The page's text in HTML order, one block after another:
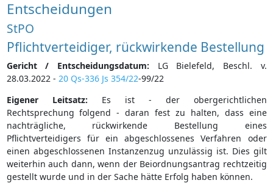
Entscheidungen
StPO
Pflichtverteidiger, rückwirkende Bestellung
Gericht / Entscheidungsdatum: LG Bielefeld, Beschl. v.
28.03.2022 - 20 Qs-336 Js 354/22-99/22
Eigener Leitsatz: Es ist - der obergerichtlichen
Rechtsprechung folgend - daran fest zu halten, dass eine
nachträgliche, rückwirkende Bestellung eines
Pflichtverteidigers für ein abgeschlossenes Verfahren oder
einen abgeschlossenen Instanzenzug unzulässig ist. Dies gilt
weiterhin auch dann, wenn der Beiordnungsantrag rechtzeitig
gestellt wurde und in der Sache hätte Erfolg haben können.